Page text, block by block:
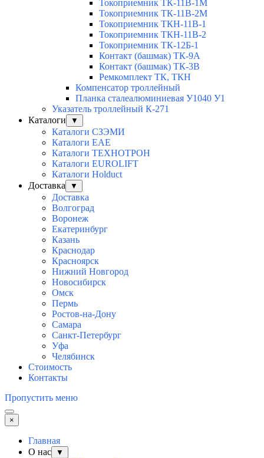
Токоприемник ТК-11В-1М
Токоприемник ТК-11В-2М
Токоприемник ТКН-11В-1
Токоприемник ТКН-11В-2
Токоприемник ТК-12Б-1
Контакт (башмак) ТК-9А
Контакт (башмак) ТК-3В
Ремкомплект ТК, ТКН
Компенсатор троллейный
Планка сталеалюминиевая У1040 У1
Указатель троллейный К-271
Каталоги
▼
Каталоги СЗЭМИ
Каталоги EAE
Каталоги ТЕХНОТРОН
Каталоги EUROLIFT
Каталоги Holduct
Доставка
▼
Доставка
Волгоград
Воронеж
Екатеринбург
Казань
Краснодар
Красноярск
Нижний Новгород
Новосибирск
Омск
Пермь
Ростов-на-Дону
Самара
Санкт-Петербург
Уфа
Челябинск
Стоимость
Контакты
Пропустить меню
×
Главная
О нас
▼